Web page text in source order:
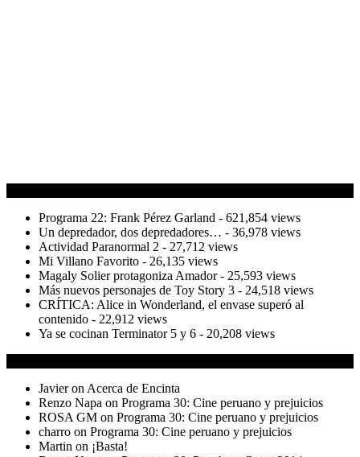
Programa 22: Frank Pérez Garland - 621,854 views
Un depredador, dos depredadores… - 36,978 views
Actividad Paranormal 2 - 27,712 views
Mi Villano Favorito - 26,135 views
Magaly Solier protagoniza Amador- 25,593 views
Más nuevos personajes de Toy Story 3 - 24,518 views
CRÍTICA: Alice in Wonderland, el envase superó al
contenido - 22,912 views
Ya se cocinan Terminator 5 y 6 - 20,208 views
Javier on Acerca de Encinta
Renzo Napa on Programa 30: Cine peruano y prejuicios
ROSA GM on Programa 30: Cine peruano y prejuicios
charro on Programa 30: Cine peruano y prejuicios
Martin on ¡Basta!